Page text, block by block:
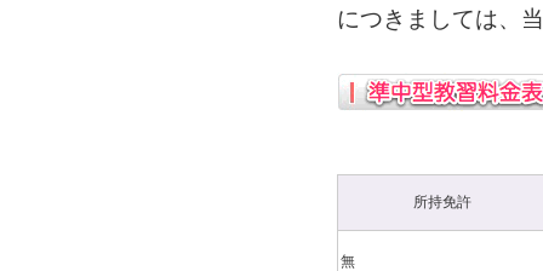
につきましては、
所持免許
無